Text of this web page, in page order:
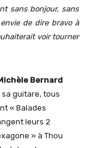
sans bonjour, sans
de dire bravo à
voir tourner
Bernard
sa guitare, tous
« Balades
leurs 2
» à Thou